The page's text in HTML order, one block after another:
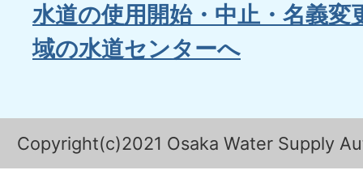
水道の使用開始・中止・名義変
域の水道センターへ
Copyright(c)2021 Osaka Water Supply